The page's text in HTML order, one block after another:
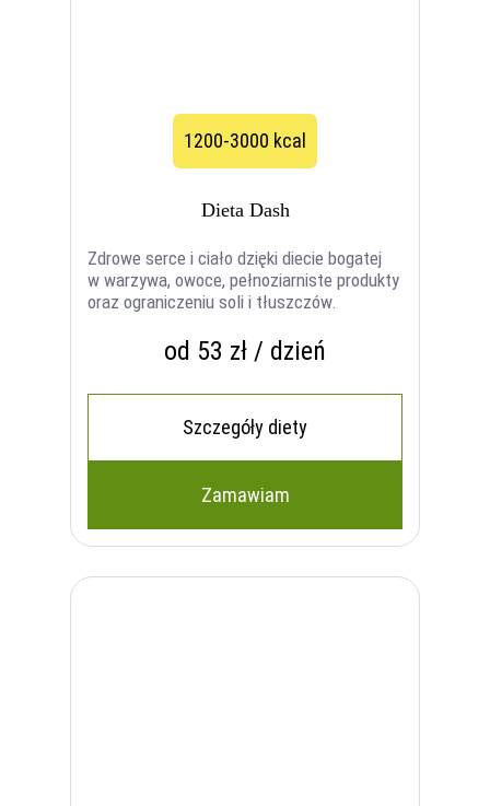
1200-3000 kcal
Dieta Dash
Zdrowe serce i ciało dzięki diecie bogatej
w warzywa, owoce, pełnoziarniste produkty
oraz ograniczeniu soli i tłuszczów.
od 53 zł / dzień
Szczegóły diety
Zamawiam